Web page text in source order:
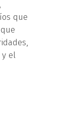
que
y el